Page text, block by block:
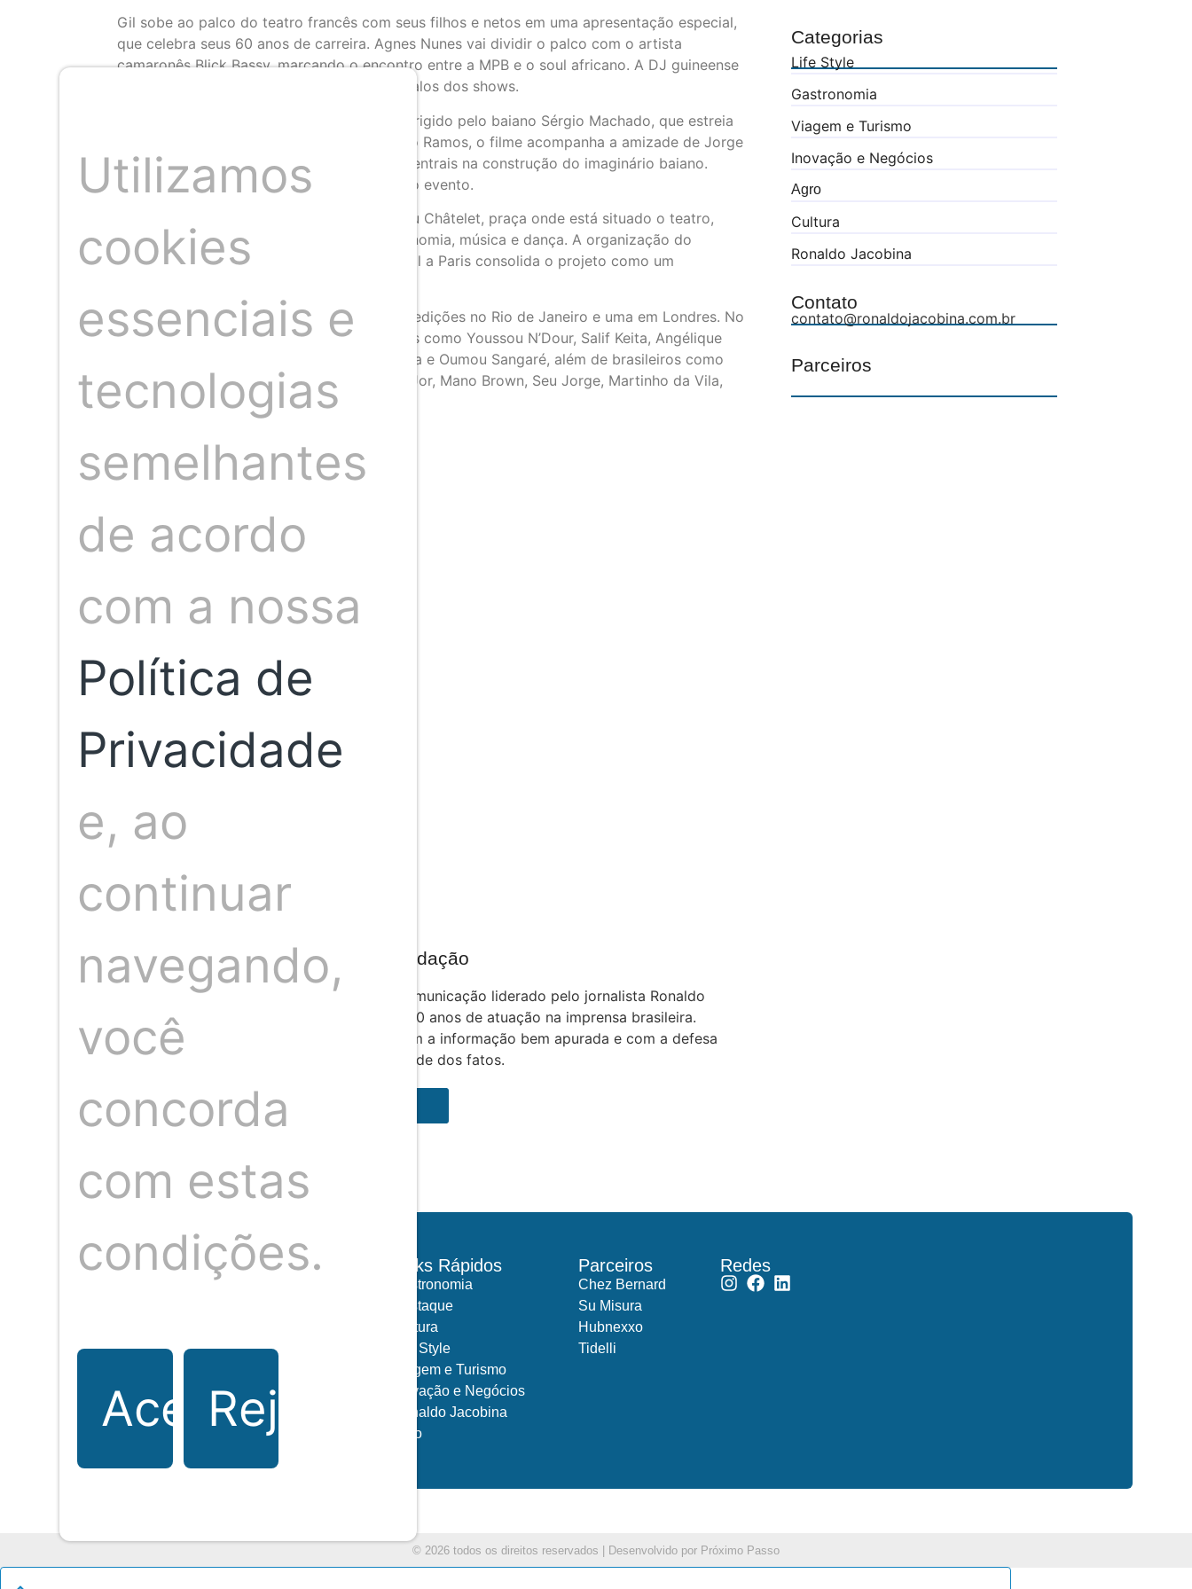
Gil sobe ao palco do teatro francês com seus filhos e netos em uma apresentação especial,
que celebra seus 60 anos de carreira. Agnes Nunes vai dividir o palco com o artista
camaronês Blick Bassy, marcando o encontro entre a MPB e o soul africano. A DJ guineense
Umafricana vai comandar a festa nos intervalos dos shows.
Outra atração é o filme 3 Obás de Xangô, dirigido pelo baiano Sérgio Machado, que estreia
no circuito francês. Com narração de Lázaro Ramos, o filme acompanha a amizade de Jorge
Amado, Dorival Caymmi e Carybé, figuras centrais na construção do imaginário baiano.
Obras de Carybé também serão expostas no evento.
O Back2Black vai ocupar também a Place du Châtelet, praça onde está situado o teatro,
com diversas atividades envolvendo gastronomia, música e dança. A organização do
Back2Black afirma que a chegada do festival a Paris consolida o projeto como um
Criado no Brasil em 2009, o festival tem 12 edições no Rio de Janeiro e uma em Londres. No
período, o evento já reuniu artistas africanos como Youssou N’Dour, Salif Keita, Angélique
Kidjo, Amadou & Mariam, Fatoumata Diawara e Oumou Sangaré, além de brasileiros como
Gilberto Gil, Milton Nascimento, Jorge Ben Jor, Mano Brown, Seu Jorge, Martinho da Vila,
Emicida, IZA e Luiz Melodia.
Compartilhar artigo
Publicação anterior
Redação
Somos um time de profissionais de comunicação liderado pelo jornalista Ronaldo
Jacobina, profissional com mais de 30 anos de atuação na imprensa brasileira.
Neste espaço nosso compromisso é com a informação bem apurada e com a defesa
da verdade dos fatos.
Categorias
Life Style
Gastronomia
Viagem e Turismo
Inovação e Negócios
Agro
Cultura
Ronaldo Jacobina
Contato
contato@ronaldojacobina.com.br
Parceiros
Links Rápidos
Gastronomia
Destaque
Cultura
Life Style
Viagem e Turismo
Inovação e Negócios
Ronaldo Jacobina
Agro
Parceiros
Chez Bernard
Su Misura
Hubnexxo
Tidelli
Redes
© 2026 todos os direitos reservados | Desenvolvido por Próximo Passo
Utilizamos
cookies
essenciais e
tecnologias
semelhantes
de acordo
com a nossa
Política de
Privacidade
e, ao
continuar
navegando,
você
concorda
com estas
condições.
AceitarRejeitar